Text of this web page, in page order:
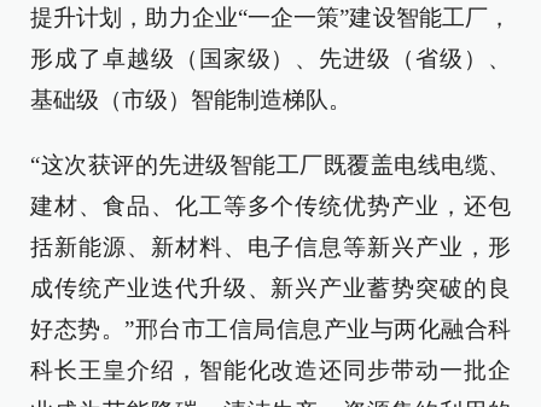
提升计划，助力企业“一企一策”建设智能工厂，
形成了卓越级（国家级）、先进级（省级）、
基础级（市级）智能制造梯队。
“这次获评的先进级智能工厂既覆盖电线电缆、
建材、食品、化工等多个传统优势产业，还包
括新能源、新材料、电子信息等新兴产业，形
成传统产业迭代升级、新兴产业蓄势突破的良
好态势。”邢台市工信局信息产业与两化融合科
科长王皇介绍，智能化改造还同步带动一批企